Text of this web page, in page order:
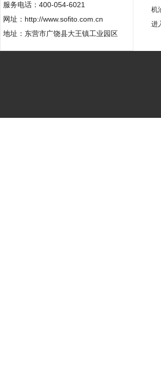
服务电话：400-054-6021
网址：http://www.sofito.com.cn
地址：东营市广饶县大王镇工业园区
机
进